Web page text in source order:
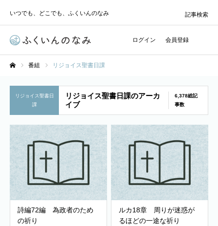
いつでも、どこでも、ふくいんのなみ
ログイン 会員登録
記事検索
番組 リジョイス聖書日課
リジョイス聖書日
課
リジョイス聖書日課のアーカ
イブ
6,378総記
事数
詩編72編 為政者のため
の祈り
ルカ18章 周りが迷惑が
るほどの一途な祈り